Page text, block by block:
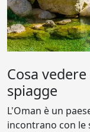
Cosa
spiagge
L'Oman è un
incontrano con le